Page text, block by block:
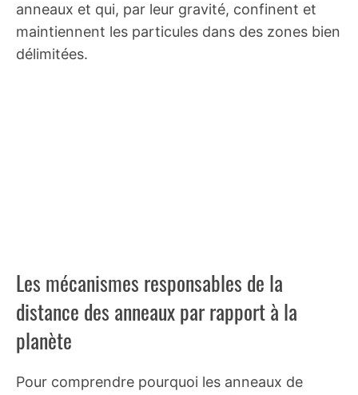
anneaux et qui, par leur gravité, confinent et
maintiennent les particules dans des zones bien
délimitées.
Les mécanismes responsables de la
distance des anneaux par rapport à la
planète
Pour comprendre pourquoi les anneaux de